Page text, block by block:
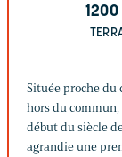
1200
Située proche du
hors du
début du siècle
agrandie une